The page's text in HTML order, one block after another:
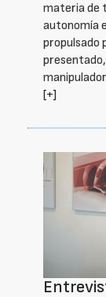
materia de
autonomía
propulsado
[+]